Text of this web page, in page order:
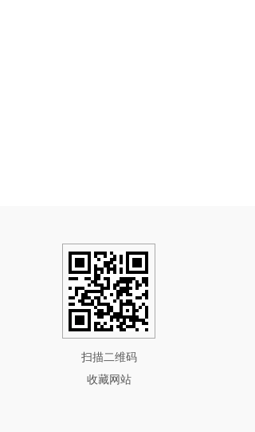
扫描二维码
收藏网站